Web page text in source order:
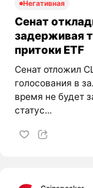
Негативная
Сенат
задерживая
притоки ETF
Сенат отложил
голосования в
время не будет
статус...